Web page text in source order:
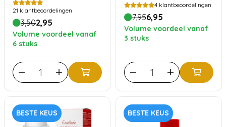
21 klantbeoordelingen
3,502,95
Volume voordeel vanaf
6 stuks
4 klantbeoordelingen
7,956,95
Volume voordeel vanaf
3 stuks
BESTE KEUS BESTE KEUS